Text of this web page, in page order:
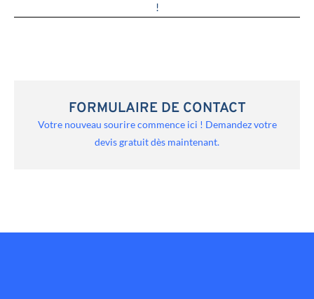
!
FORMULAIRE DE CONTACT
Votre nouveau sourire commence ici ! Demandez votre
devis gratuit dès maintenant.